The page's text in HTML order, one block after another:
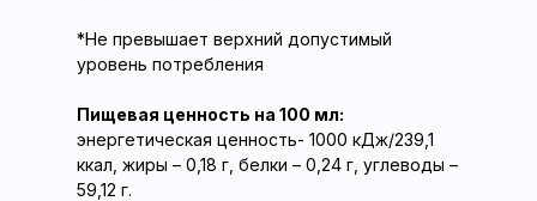
*Не превышает верхний допустимый
уровень потребления
Пищевая ценность на 100 мл:
энергетическая ценность- 1000 кДж/239,1
ккал, жиры – 0,18 г, белки – 0,24 г, углеводы –
59,12 г.